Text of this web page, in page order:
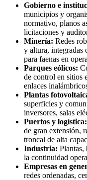
Gobierno e
municipios y
normativo, planos
licitaciones y
Minería: Redes
y altura, integradas
para faenas en
Parques eólicos:
de control en sitios
enlaces
Plantas
superficies y
inversores, salas
Puertos y logística:
de gran extensión,
troncal de alta
Industria: Plantas,
la continuidad
Empresas en
redes ordenadas,